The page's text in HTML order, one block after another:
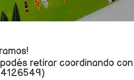
retirar coordinando con